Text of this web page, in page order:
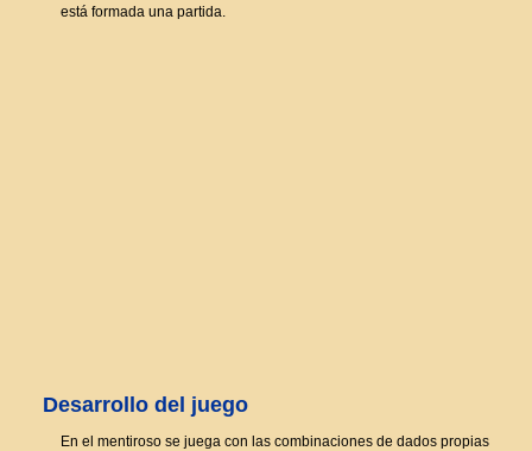
está formada una partida.
Desarrollo del juego
En el mentiroso se juega con las combinaciones de dados propias